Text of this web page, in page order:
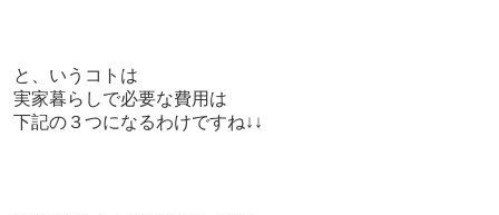
と、いうコトは
実家暮らしで必要な費用は
下記の３つになるわけですね↓↓